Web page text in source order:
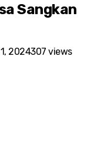
Sangkan
2024307 views